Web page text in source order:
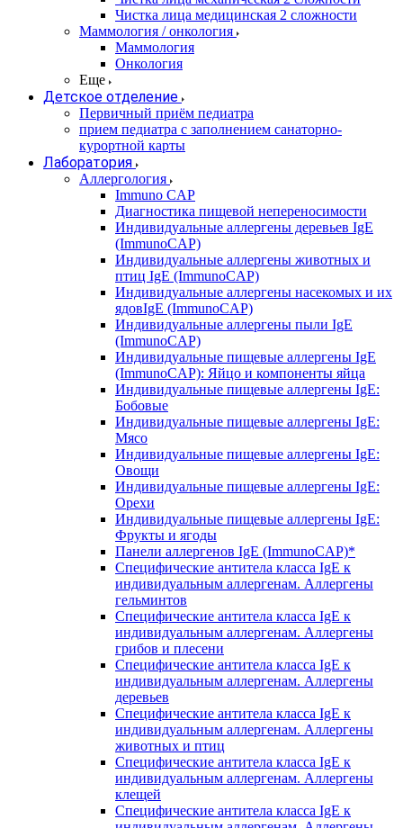
Чистка лица медицинская 2 сложности
Маммология / онкология
Маммология
Онкология
Еще
Детское отделение
Первичный приём педиатра
прием педиатра с заполнением санаторно-
курортной карты
Лаборатория
Аллергология
Immuno CAP
Диагностика пищевой непереносимости
Индивидуальные аллергены деревьев IgE
(ImmunoCAP)
Индивидуальные аллергены животных и
птиц IgE (ImmunoCAP)
Индивидуальные аллергены насекомых и их
ядовIgE (ImmunoCAP)
Индивидуальные аллергены пыли IgE
(ImmunoCAP)
Индивидуальные пищевые аллергены IgE
(ImmunoCAP): Яйцо и компоненты яйца
Индивидуальные пищевые аллергены IgE:
Бобовые
Индивидуальные пищевые аллергены IgE:
Мясо
Индивидуальные пищевые аллергены IgE:
Овощи
Индивидуальные пищевые аллергены IgE:
Орехи
Индивидуальные пищевые аллергены IgE:
Фрукты и ягоды
Панели аллергенов IgE (ImmunoCAP)*
Специфические антитела класса IgE к
индивидуальным аллергенам. Аллергены
гельминтов
Специфические антитела класса IgE к
индивидуальным аллергенам. Аллергены
грибов и плесени
Специфические антитела класса IgE к
индивидуальным аллергенам. Аллергены
деревьев
Специфические антитела класса IgE к
индивидуальным аллергенам. Аллергены
животных и птиц
Специфические антитела класса IgE к
индивидуальным аллергенам. Аллергены
клещей
Специфические антитела класса IgE к